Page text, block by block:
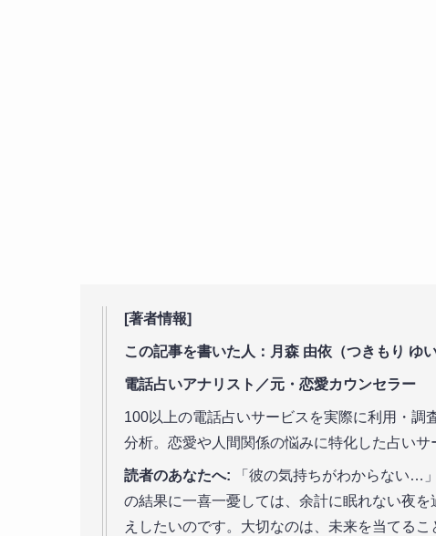
[著者情報]
この記事を書いた人：月森 由依（つきもり ゆい
電話占いアナリスト／元・恋愛カウンセラー
100以上の電話占いサービスを実際に利用・調
分析。恋愛や人間関係の悩みに特化した占いサ
読者のあなたへ: 「彼の気持ちがわからない…
の結果に一喜一憂しては、余計に眠れない夜
えしたいのです。大切なのは、未来を当てる